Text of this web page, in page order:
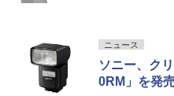
ニュース
ソニー、ク
0RM」を発